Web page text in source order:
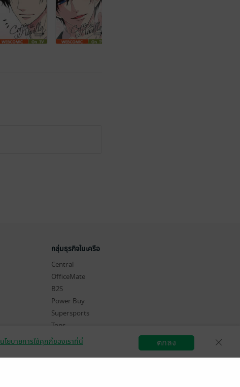
กลุ่มธุรกิจในเครือ
Central
OfficeMate
B2S
Power Buy
Supersports
Tops
Hytexts
สมัครขายอีบุ๊ก วิธีการใช้งาน
นโยบายการใช้คุกกี้ของเราที่นี่ ตกลง